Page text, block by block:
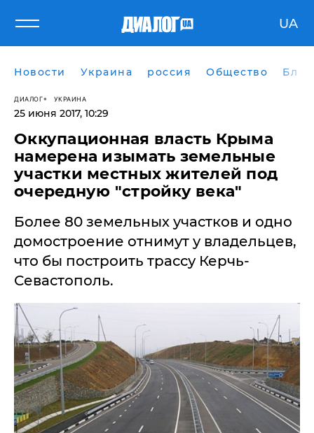
UA
Новости Украина россия Общество
ДИАЛОГ УКРАИНА
25 июня 2017, 10:29
Оккупационная власть Крыма
намерена изымать земельные
участки местных жителей под
очередную "стройку века"
Более 80 земельных участков и одно
домостроение отнимут у владельцев,
что бы построить трассу Керчь-
Севастополь.